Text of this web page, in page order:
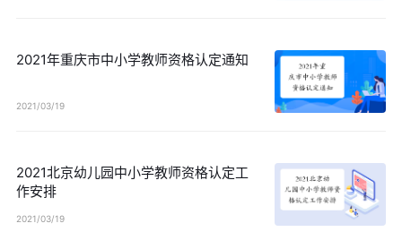
2021年重庆市中小学教师资格认定通知
2021/03/19
2021北京幼儿园中小学教师资格认定工
作安排
2021/03/19